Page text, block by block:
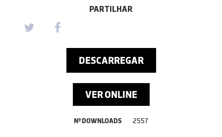
PARTILHAR
DESCARREGAR
VER ONLINE
Nº DOWNLOADS 2557